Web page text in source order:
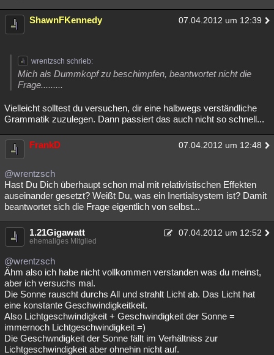
ShawnFKennedy 07.04.2012 um 12:39
wrentzsch schrieb:
Mich als Dummkopf zu beschimpfen, beantwortet nicht die
Frage.........
Vielleicht solltest du versuchen, dir eine halbwegs verständliche
Grammatik zuzulegen. Dann passiert das auch nicht so schnell...
FrankD 07.04.2012 um 12:48
@wrentzsch
Hast Du Dich überhaupt schon mal mit relativistischen Effekten
auseinander gesetzt? Weißt Du, was ein Inertialsystem ist? Damit
beantwortet sich die Frage eigentlich von selbst...
1.21Gigawatt 07.04.2012 um 12:52
ehemaliges Mitglied
@wrentzsch
Ähm also ich habe nicht vollkommen verstanden was du meinst,
aber ich versuchs mal.
Die Sonne rauscht durchs All und strahlt Licht ab. Das Licht hat
eine konstante Geschwindigkeitkeit.
Also Lichtgeschwindigkeit + Geschwindigkeit der Sonne =
immernoch Lichtgeschwindigkeit =)
Die Geschwndigkeit der Sonne fällt im Verhältniss zur
Lichtgeschwindigkeit aber ohnehin nicht auf.